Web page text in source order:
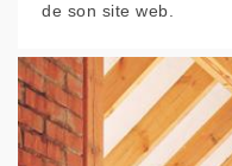
de son site web.